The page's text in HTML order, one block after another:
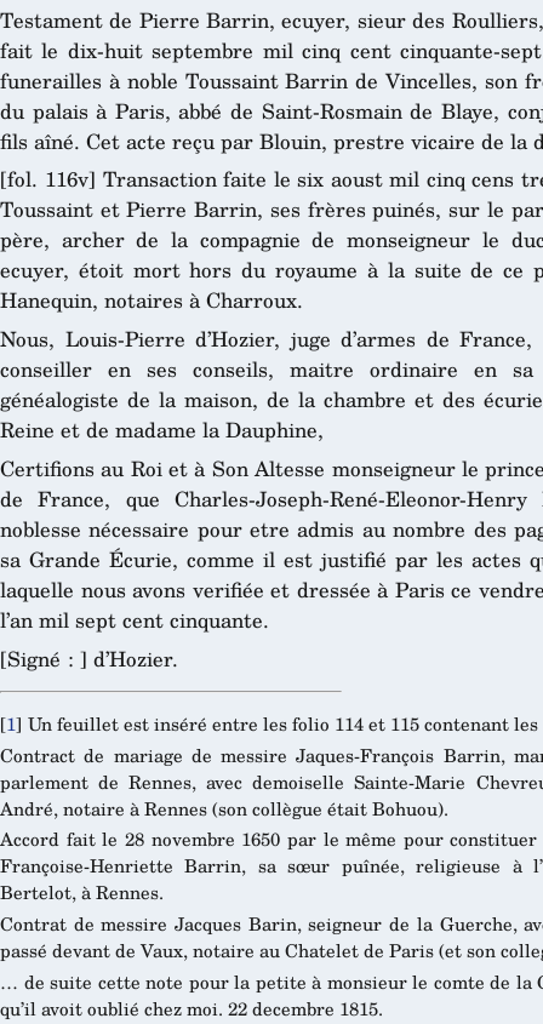
Testament de Pierre Barrin, ecuyer, sieur des
fait le dix-huit septembre mil cinq cent cinquante-
funerailles à noble Toussaint Barrin de Vincelles, son
du palais à Paris, abbé de Saint-Rosmain de Blaye,
fils aîné. Cet acte reçu par Blouin, prestre vicaire de la
[fol. 116v] Transaction faite le six aoust mil cinq cens
Toussaint et Pierre Barrin, ses frères puinés, sur le
père, archer de la compagnie de monseigneur le
ecuyer, étoit mort hors du royaume à la suite de ce
Hanequin, notaires à Charroux.
Nous, Louis-Pierre d’Hozier, juge d’armes de
conseiller en ses conseils, maitre ordinaire en
généalogiste de la maison, de la chambre et des
Reine et de madame la Dauphine,
Certifions au Roi et à Son Altesse monseigneur le
de France, que Charles-Joseph-René-Eleonor-
noblesse nécessaire pour etre admis au nombre des
sa Grande Écurie, comme il est justifié par les actes
laquelle nous avons verifiée et dressée à Paris ce
l’an mil sept cent cinquante.
[Signé : ] d’Hozier.
[1] Un feuillet est inséré entre les folio 114 et 115 contenant
Contract de mariage de messire Jaques-François Barrin,
parlement de Rennes, avec demoiselle Sainte-Marie
André, notaire à Rennes (son collègue était Bohuou).
Accord fait le 28 novembre 1650 par le même pour
Françoise-Henriette Barrin, sa sœur puînée, religieuse à
Bertelot, à Rennes.
Contrat de messire Jacques Barin, seigneur de la Guerche,
passé devant de Vaux, notaire au Chatelet de Paris (et son
… de suite cette note pour la petite à monsieur le comte de la
qu’il avoit oublié chez moi. 22 decembre 1815.